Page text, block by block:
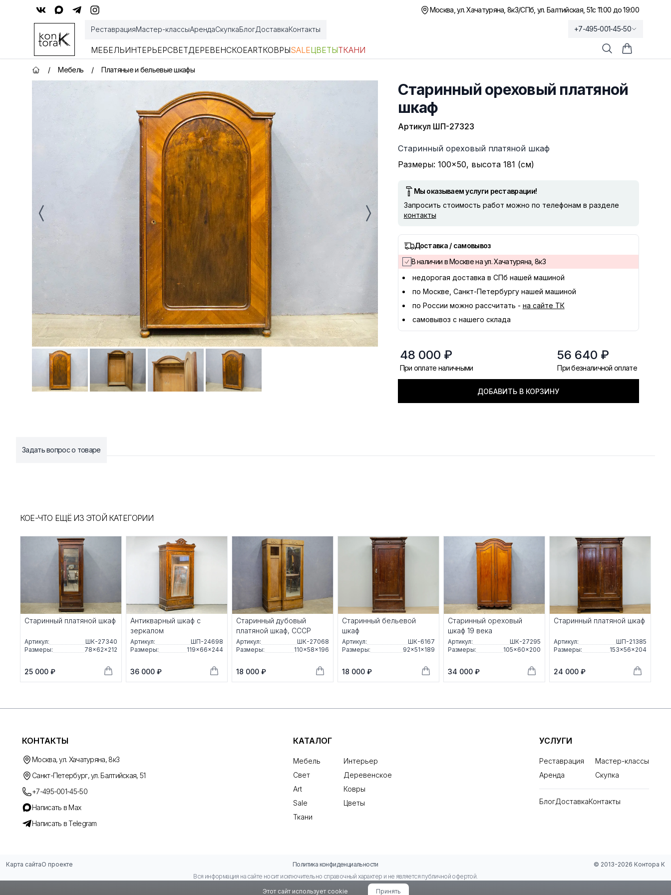
Москва, ул. Хачатуряна, 8к3/СПб, ул. Балтийская, 51с 11:00 до 19:00
РеставрацияМастер-классыАрендаСкупкаБлогДоставкаКонтакты
МЕБЕЛЬИНТЕРЬЕРСВЕТДЕРЕВЕНСКОЕARTКОВРЫSALEЦВЕТЫТКАНИ
+7-495-001-45-50
ПоискКорзина
Главная страница
/ Мебель / Платяные и бельевые шкафы
Старинный ореховый платяной
шкаф
Артикул ШП-27323
Описание
Старинный ореховый платяной шкаф
Размеры: 100×50, высота 181 (см)
Мы оказываем услуги реставрации!
Запросить стоимость работ можно по телефонам в разделе
контакты
Доставка / самовывоз
В наличии в Москве на ул. Хачатуряна, 8к3
недорогая доставка в СПб нашей машиной
по Москве, Санкт-Петербургу нашей машиной
по России можно рассчитать - на сайте ТК
самовывоз с нашего склада
48 000 ₽
При оплате наличными
56 640 ₽
При безналичной оплате
ДОБАВИТЬ В КОРЗИНУ
Задать вопрос о товаре
КОЕ-ЧТО ЕЩЁ ИЗ ЭТОЙ КАТЕГОРИИ
Старинный платяной шкаф
Артикул:
ШК-27340
Размеры:
78×62×212
25 000 ₽
Антикварный шкаф с
зеркалом
Артикул:
ШП-24698
Размеры:
119×66×244
36 000 ₽
Старинный дубовый
платяной шкаф, СССР
Артикул:
ШК-27068
Размеры:
110×58×196
18 000 ₽
Старинный бельевой
шкаф
Артикул:
ШК-6167
Размеры:
92×51×189
18 000 ₽
Старинный ореховый
шкаф 19 века
Артикул:
ШК-27295
Размеры:
105×60×200
34 000 ₽
Старинный платяной шкаф
Артикул:
ШП-21385
Размеры:
153×56×204
24 000 ₽
КОНТАКТЫ
Москва, ул. Хачатуряна, 8к3
Санкт-Петербург, ул. Балтийская, 51
+7-495-001-45-50
Написать в Max
Написать в Telegram
КАТАЛОГ
Мебель
Интерьер
Свет
Деревенское
Art
Ковры
Sale
Цветы
Ткани
УСЛУГИ
Реставрация
Мастер-классы
Аренда
Скупка
БлогДоставкаКонтакты
Карта сайтаО проекте Политика конфиденциальности
© 2013-2026 Контора К
Вся информация на сайте носит исключительно справочный характер и не является публичной офертой.
Этот сайт использует cookie
Принять